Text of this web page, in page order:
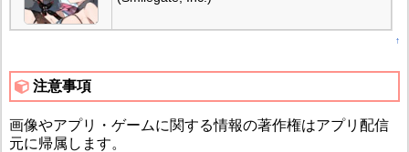
↑
注意事項
画像やアプリ・ゲームに関する情報の著作権はアプリ配信
元に帰属します。